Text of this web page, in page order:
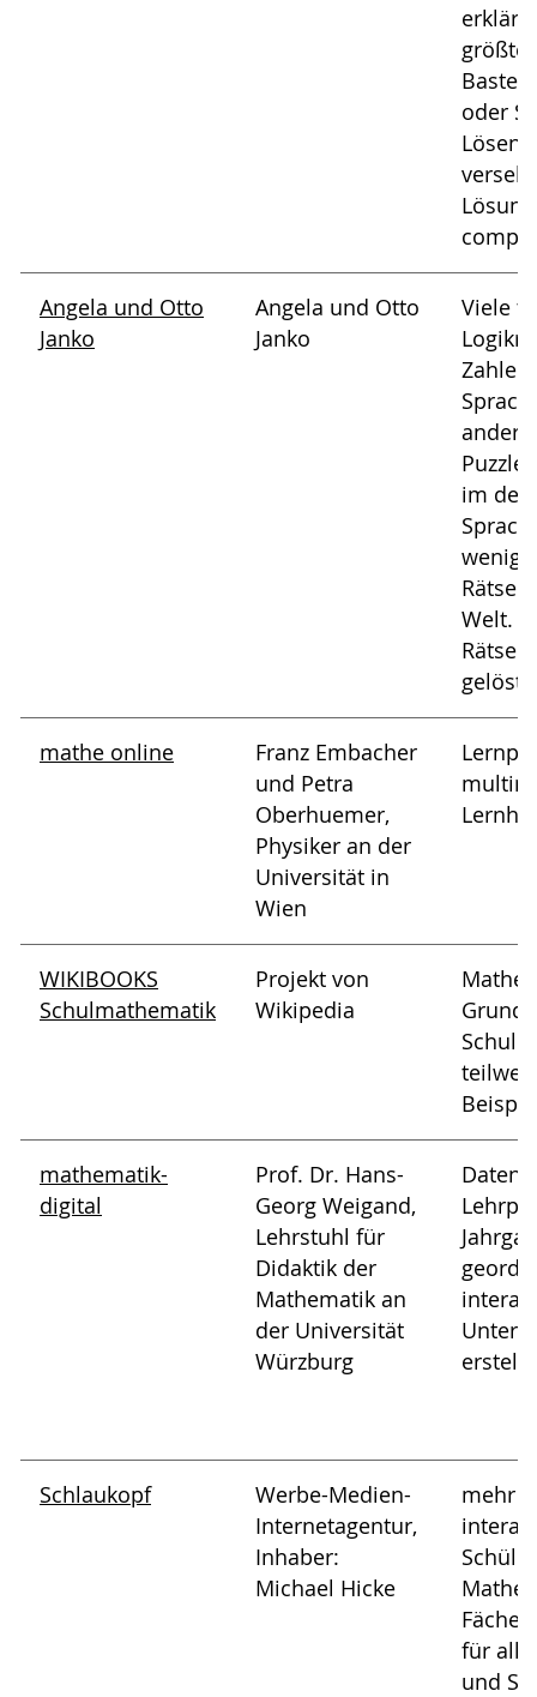
oder
Lösen
Angela und Otto
Janko
Angela und Otto
Janko
Viele
andere
im
wenig
Welt.
Rätsel
gelöst
mathe online
Franz Embacher
und Petra
Oberhuemer,
Physiker an der
Universität in
Wien
WIKIBOOKS
Schulmathematik
Projekt von
Wikipedia
mathematik-
digital
Prof. Dr. Hans-
Georg Weigand,
Lehrstuhl für
Didaktik der
Mathematik an
der Universität
Würzburg
erstellt
Schlaukopf
Werbe-Medien-
Internetagentur,
Inhaber:
Michael Hicke
mehr
für alle
und